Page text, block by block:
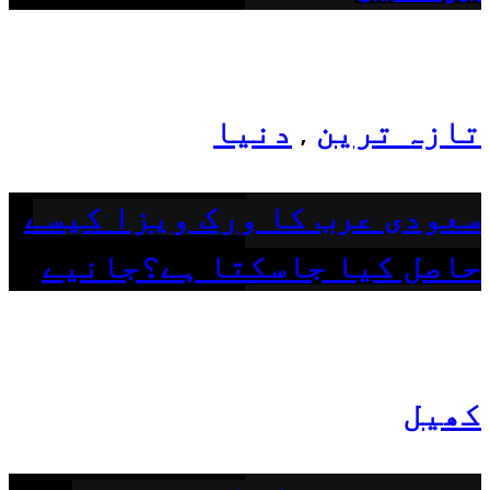
تازہ ترین , دنیا
سعودی عرب کا ورک ویزا کیسے
حاصل کیا جاسکتا ہے؟جانیے
کھیل